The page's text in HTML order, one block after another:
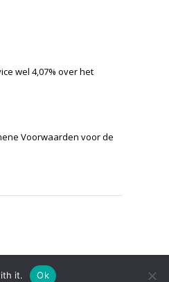
wel 4,07% over het
Voorwaarden voor de
it. Ok